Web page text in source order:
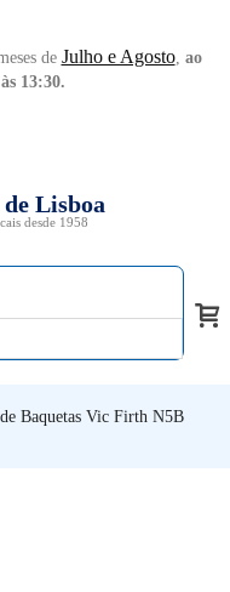
de Julho e Agosto, ao
13:30.
Lisboa
desde 1958
Baquetas Vic Firth N5B